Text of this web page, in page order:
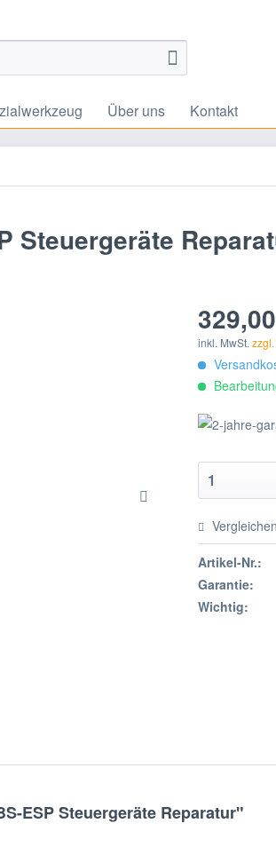
Über uns Kontakt
Steuergeräte
inkl. MwSt.
Vergleichen
Artikel-Nr.:
Garantie:
Wichtig:
ESP Steuergeräte Reparatur"